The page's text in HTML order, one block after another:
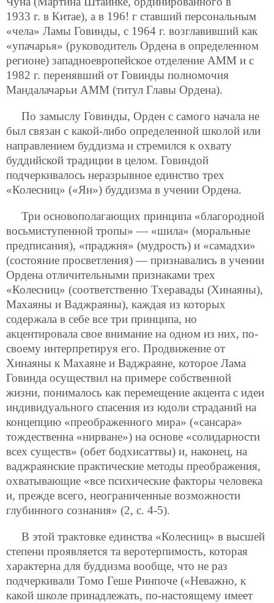
1933 г. в Китае), а в 196! г ставший персональным
«чела» Ламы Говинды, с 1964 г. возглавивший как
«упачарья» (руководитель Ордена в определенном
регионе) западноевропейское отделение АММ и с
1982 г. перенявший от Говинды полномочия
Мандалачарьи АММ (титул Главы Ордена).
По замыслу Говинды, Орден с самого начала не
был связан с какой-либо определенной школой или
направлением буддизма и стремился к охвату
буддийской традиции в целом. Говиндой
подчеркивалось неразрывное единство трех
«Колесниц» («Ян») буддизма в учении Ордена.
Три основополагающих принципа «благородной
восьмиступенной тропы» — «шила» (моральные
предписания), «праджня» (мудрость) и «самадхи»
(состояние просветления) — признавались в учении
Ордена отличительными признаками трех
«Колесниц» (соответственно Тхеравады (Хинаяны),
Махаяны и Ваджраяны), каждая из которых
содержала в себе все три принципа, но
акцентировала свое внимание на одном из них, по-
своему интерпретируя его. Продвижение от
Хинаяны к Махаяне и Ваджраяне, которое Лама
Говинда осуществил на примере собственной
жизни, понималось как перемещение акцента с идеи
индивидуального спасения из юдоли страданий на
концепцию «преображенного мира» («сансара»
тождественна «нирване») на основе «солидарности
всех существ» (обет бодхисаттвы) и, наконец, на
ваджраянские практические методы преображения,
охватывающие «все психические факторы человека
и, прежде всего, неограниченные возможности
глубинного сознания» (2, с. 4-5).
В этой трактовке единства «Колесниц» в высшей
степени проявляется та веротерпимость, которая
характерна для буддизма вообще, что не раз
подчеркивали Томо Геше Ринпоче («Неважно, к
какой школе принадлежать, по-настоящему имеет